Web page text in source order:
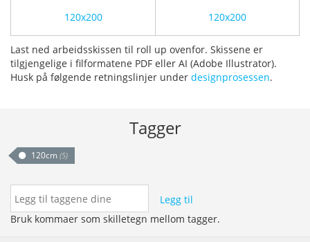
120x200 120x200
Last ned arbeidsskissen til roll up ovenfor. Skissene er
tilgjengelige i filformatene PDF eller AI (Adobe Illustrator).
Husk på følgende retningslinjer under designprosessen.
Tagger
120cm (5)
Legg til
Bruk kommaer som skilletegn mellom tagger.